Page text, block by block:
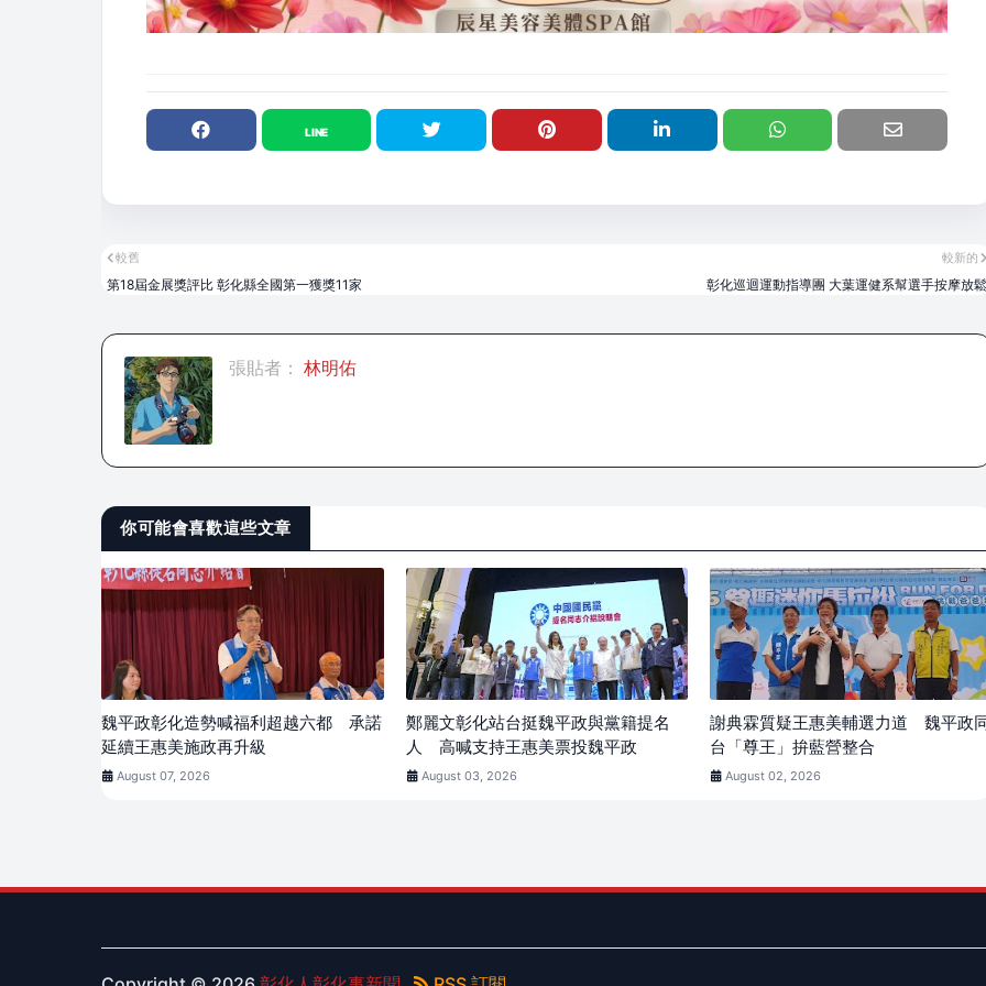
較新的
彰化巡迴運動指導團 大葉運健系幫選手按摩放鬆
較舊
第18屆金展獎評比 彰化縣全國第一獲獎11家
張貼者： 林明佑
你可能會喜歡這些文章
魏平政彰化造勢喊福利超越六都 承諾
延續王惠美施政再升級
August 07, 2026
鄭麗文彰化站台挺魏平政與黨籍提名
人 高喊支持王惠美票投魏平政
August 03, 2026
謝典霖質疑王惠美輔選力道 魏平政
台「尊王」拚藍營整合
August 02, 2026